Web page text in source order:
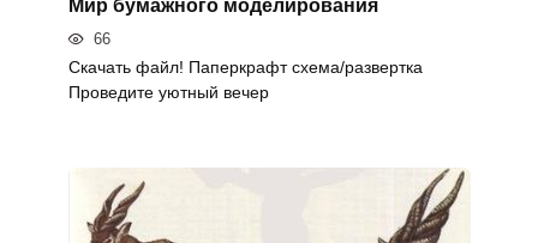
Мир бумажного моделирования
66
Скачать файл! Паперкрафт схема/развертка
Проведите уютный вечер